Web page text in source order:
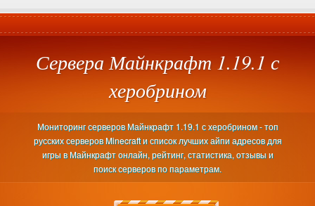
Сервера Майнкрафт 1.19.1 с
херобрином
Мониторинг серверов Майнкрафт 1.19.1 с херобрином - топ
русских серверов Minecraft и список лучших айпи адресов для
игры в Майнкрафт онлайн, рейтинг, статистика, отзывы и
поиск серверов по параметрам.